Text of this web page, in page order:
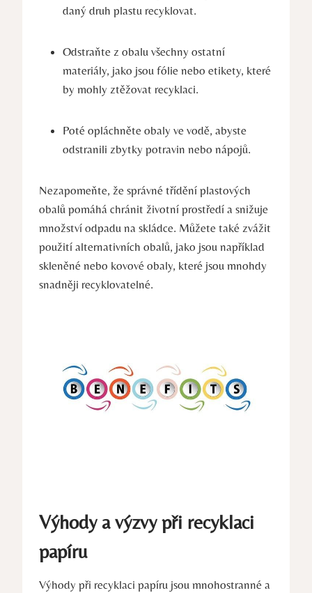
daný druh plastu recyklovat.
Odstraňte z obalu všechny ostatní
materiály, jako jsou fólie nebo etikety, které
by mohly ztěžovat recyklaci.
Poté opláchněte obaly ve vodě, abyste
odstranili zbytky potravin nebo nápojů.
Nezapomeňte, že správné třídění plastových
obalů pomáhá chránit životní prostředí a snižuje
množství odpadu na skládce. Můžete také zvážit
použití alternativních obalů, jako jsou například
skleněné nebo kovové obaly, které jsou mnohdy
snadněji recyklovatelné.
Výhody a výzvy při recyklaci
papíru
Výhody při recyklaci papíru jsou mnohostranné a